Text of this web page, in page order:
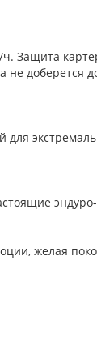
Защита
доберется
для
желая